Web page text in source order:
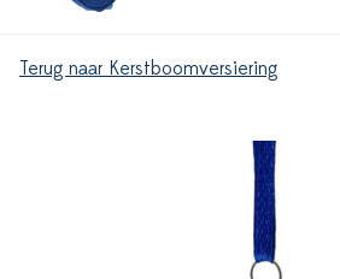
Terug naar Kerstboomversiering